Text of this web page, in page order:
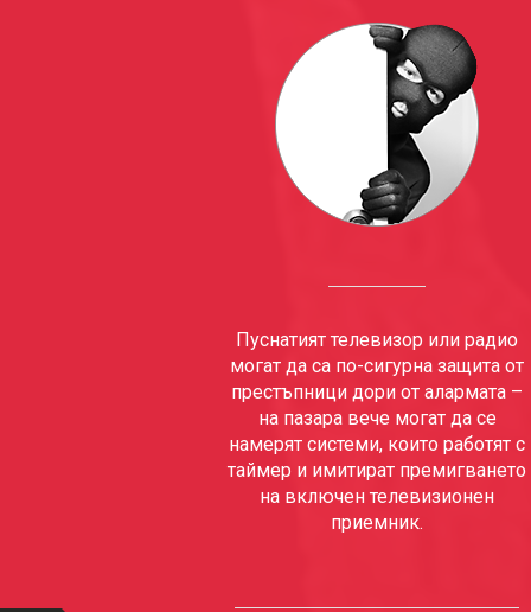
Пуснатият телевизор или радио
могат да са по-сигурна защита от
престъпници дори от алармата –
на пазара вече могат да се
намерят системи, които работят с
таймер и имитират премигването
на включен телевизионен
приемник.